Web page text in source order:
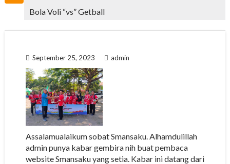
Bola Voli “vs” Getball
September 25, 2023 admin
Assalamualaikum sobat Smansaku. Alhamdulillah
admin punya kabar gembira nih buat pembaca
website Smansaku yang setia. Kabar ini datang dari